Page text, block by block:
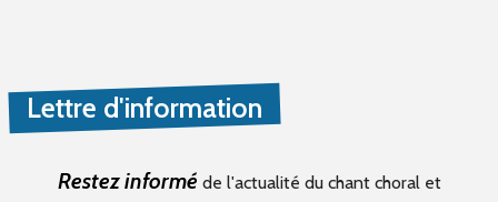
Lettre d'information
Restez informé de l'actualité du chant choral et